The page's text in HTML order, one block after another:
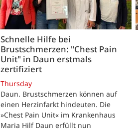
Schnelle Hilfe bei
Brustschmerzen: "Chest Pain
Unit" in Daun erstmals
zertifiziert
Thursday
Daun. Brustschmerzen können auf
einen Herzinfarkt hindeuten. Die
»Chest Pain Unit« im Krankenhaus
Maria Hilf Daun erfüllt nun